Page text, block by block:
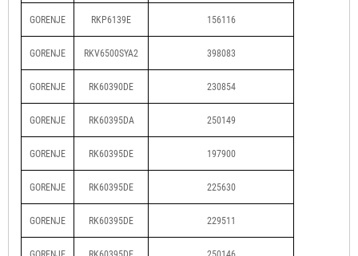
GORENJE RKP6139E 156116
GORENJE RKV6500SYA2 398083
GORENJE RK60390DE 230854
GORENJE RK60395DA 250149
GORENJE RK60395DE 197900
GORENJE RK60395DE 225630
GORENJE RK60395DE 229511